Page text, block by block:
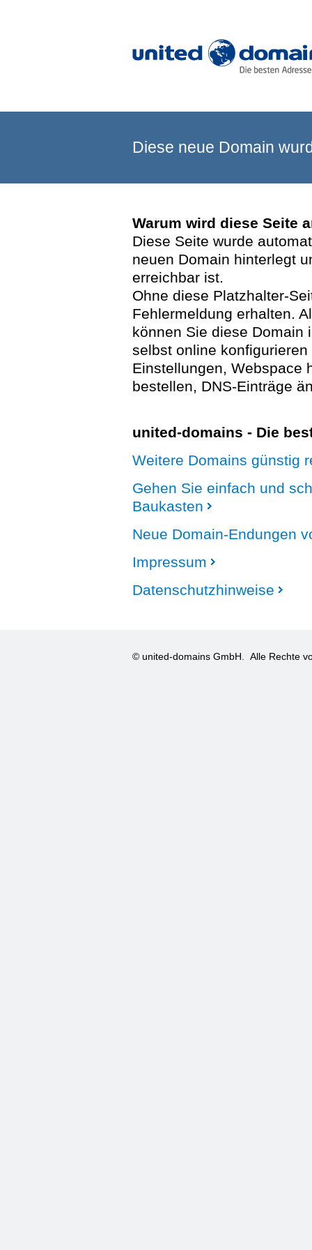
Diese neue Domain
Warum wird diese Seite
Diese Seite wurde
neuen Domain hinterlegt
erreichbar ist.
Ohne diese Platzhalter-
Fehlermeldung erhalten.
können Sie diese Domain
selbst online
Einstellungen, Webspace
bestellen, DNS-Einträge
united-domains - Die
Weitere Domains günstig
Gehen Sie einfach und
Baukasten
Neue Domain-Endungen
Impressum
Datenschutzhinweise
© united-domains GmbH. Alle Rechte